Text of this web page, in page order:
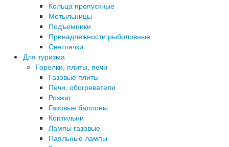
Кольца пропускные
Мотыльницы
Подъемники
Принадлежности рыболовные
Светлячки
Для туризма
Горелки, плиты, печи
Газовые плиты
Печи, обогреватели
Розжиг
Газовые баллоны
Коптильни
Лампы газовые
Паяльные лампы